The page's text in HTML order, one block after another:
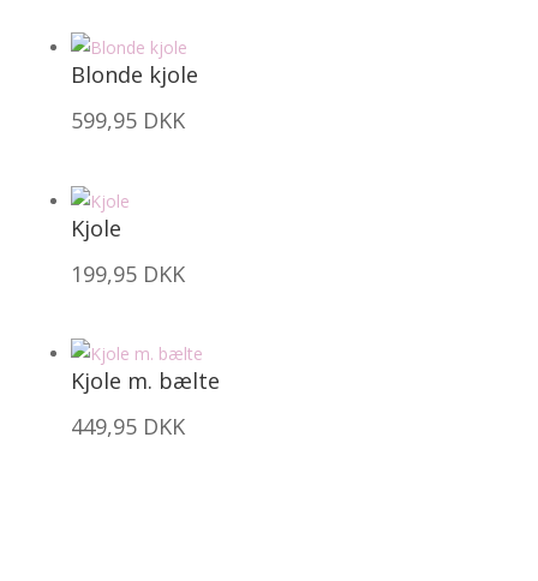
Blonde kjole
599,95 DKK
Kjole
199,95 DKK
Kjole m. bælte
449,95 DKK